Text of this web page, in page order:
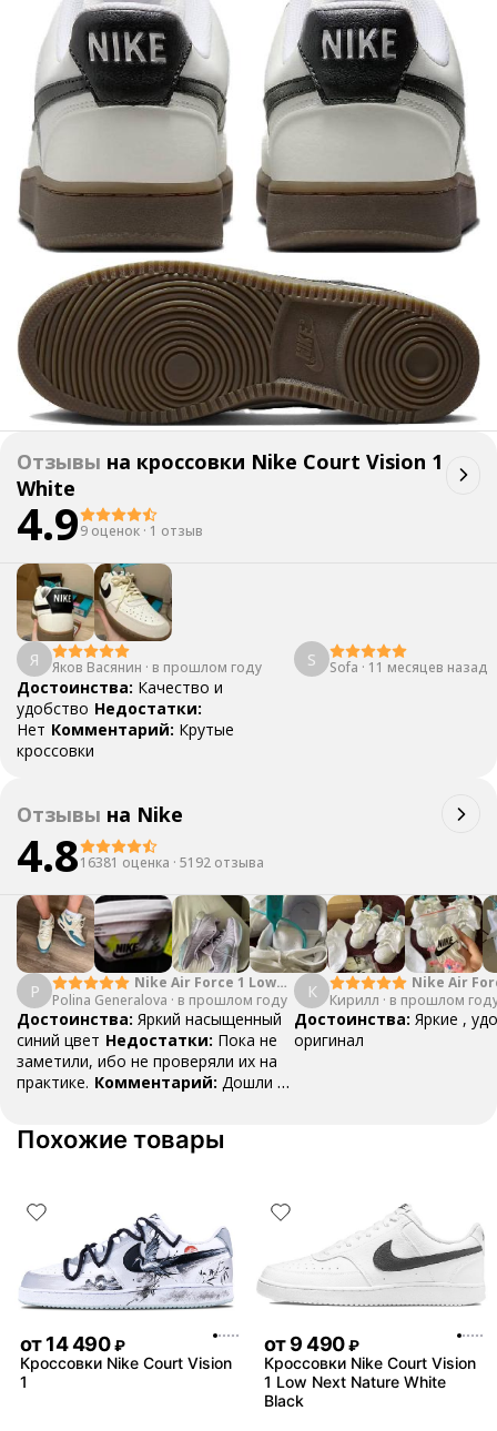
Отзывы на кроссовки Nike Court Vision 1
White
4.99 оценок · 1 отзыв
Я Яков Васянин · в прошлом году
Достоинства: Качество и
удобство Недостатки:
Нет Комментарий: Крутые
кроссовки
S Sofa · 11 месяцев назад
Отзывы на Nike
4.816381 оценка · 5192 отзыва
P
Nike Air Force 1 Low
College Pack White
Blue
Polina Generalova · в прошлом году
Достоинства: Яркий насыщенный
синий цвет Недостатки: Пока не
заметили, ибо не проверяли их на
практике. Комментарий: Дошли за
К
Nike Air
Yellow
Кирилл · в прошлом
Достоинства: Яркие ,
оригинал
Похожие товары
от14 490 ₽
Кроссовки Nike Court Vision
1
от9 490 ₽
Кроссовки Nike Court Vision
1 Low Next Nature White
Black